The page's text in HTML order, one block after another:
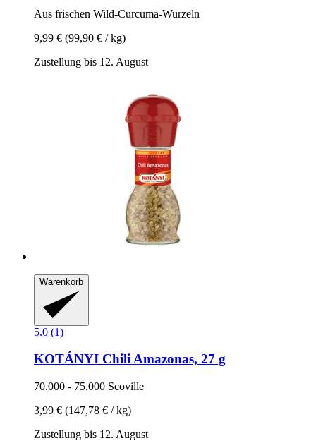
Aus frischen Wild-​Curcuma-​Wurzeln
9,99 € (99,90 € / kg)
Zustellung bis 12. August
Warenkorb
5.0 (1)
KOTÁNYI Chili Amazonas, 27 g
70.000 -​ 75.000 Scoville
3,99 € (147,78 € / kg)
Zustellung bis 12. August